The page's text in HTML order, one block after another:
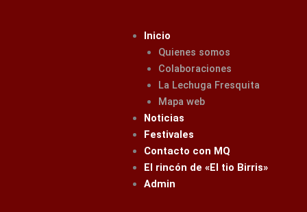
Inicio
Quienes somos
Colaboraciones
La Lechuga Fresquita
Mapa web
Noticias
Festivales
Contacto con MQ
El rincón de «El tio Birris»
Admin